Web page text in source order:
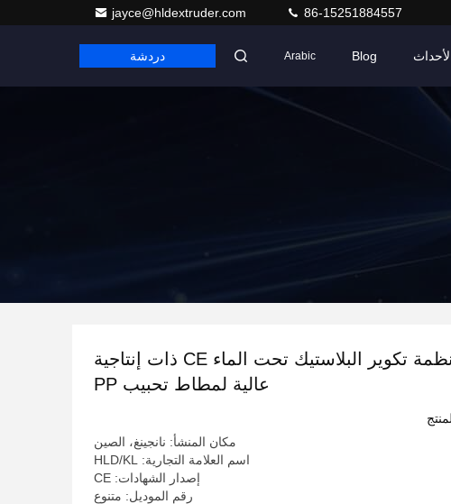
jayce@hldextruder.com 86-15251884557
Blog
Arabic دردشة
أنظمة تكوير البلاستيك تحت الماء CE ذات إنتاجية
عالية لمطاط تحبيب PP
مكان المنشأ: نانجينغ، الصين
اسم العلامة التجارية: HLD/KL
إصدار الشهادات: CE
رقم الموديل: متنوع